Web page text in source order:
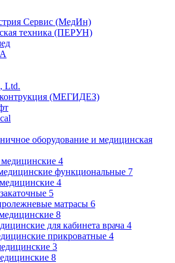
Сервис (МедИн)
техника (ПЕРУН)
Ltd.
(МЕГИДЕЗ)
оборудование и медицинская
4
функциональные 7
4
5
матрасы 6
8
для кабинета врача 4
прикроватные 4
3
8